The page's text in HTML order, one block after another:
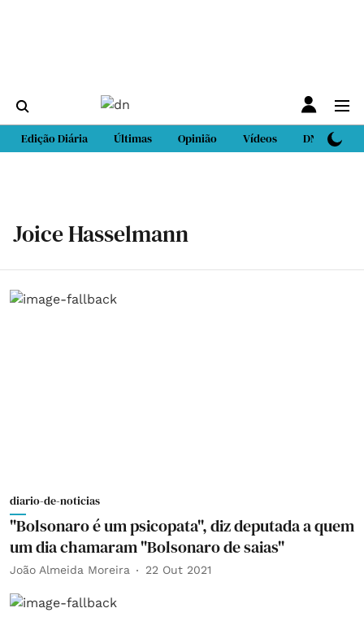
Edição Diária Últimas Opinião Vídeos DN Sport
Joice Hasselmann
diario-de-noticias
"Bolsonaro é um psicopata", diz deputada a quem
um dia chamaram "Bolsonaro de saias"
João Almeida Moreira 22 Out 2021